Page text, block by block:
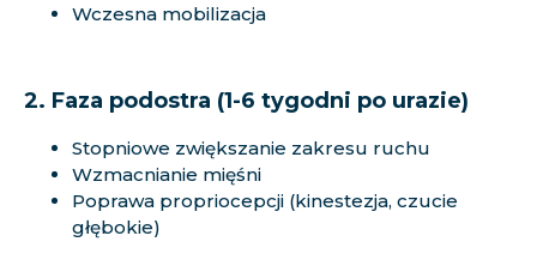
Wczesna mobilizacja
2. Faza podostra (1-6 tygodni po urazie)
Stopniowe zwiększanie zakresu ruchu
Wzmacnianie mięśni
Poprawa propriocepcji (kinestezja, czucie
głębokie)